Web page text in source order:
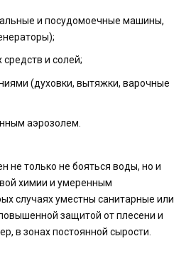
и посудомоечные машины,
и солей;
(духовки, вытяжки, варочные
аэрозолем.
не только не бояться воды, но и
химии и умеренным
случаях уместны санитарные или
защитой от плесени и
в зонах постоянной сырости.